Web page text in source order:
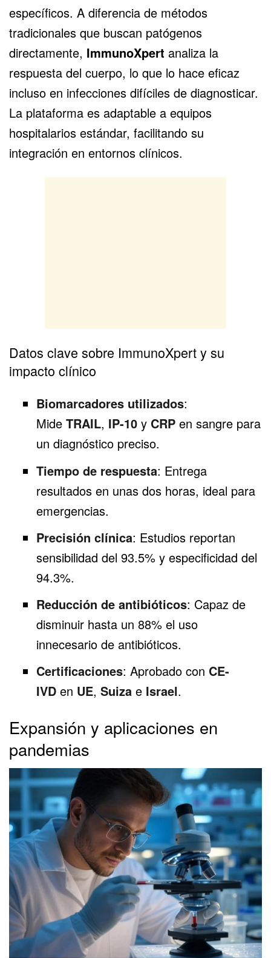
específicos. A diferencia de métodos
tradicionales que buscan patógenos
directamente, ImmunoXpert analiza la
respuesta del cuerpo, lo que lo hace eficaz
incluso en infecciones difíciles de diagnosticar.
La plataforma es adaptable a equipos
hospitalarios estándar, facilitando su
integración en entornos clínicos.
Datos clave sobre ImmunoXpert y su
impacto clínico
Biomarcadores utilizados:
Mide TRAIL, IP-10y CRPen sangre para
un diagnóstico preciso.
Tiempo de respuesta: Entrega
resultados en unas dos horas, ideal para
emergencias.
Precisión clínica: Estudios reportan
sensibilidad del 93.5% y especificidad del
94.3%.
Reducción de antibióticos: Capaz de
disminuir hasta un 88% el uso
innecesario de antibióticos.
Certificaciones: Aprobado con CE-
IVDen UE, Suizae Israel.
Expansión y aplicaciones en
pandemias